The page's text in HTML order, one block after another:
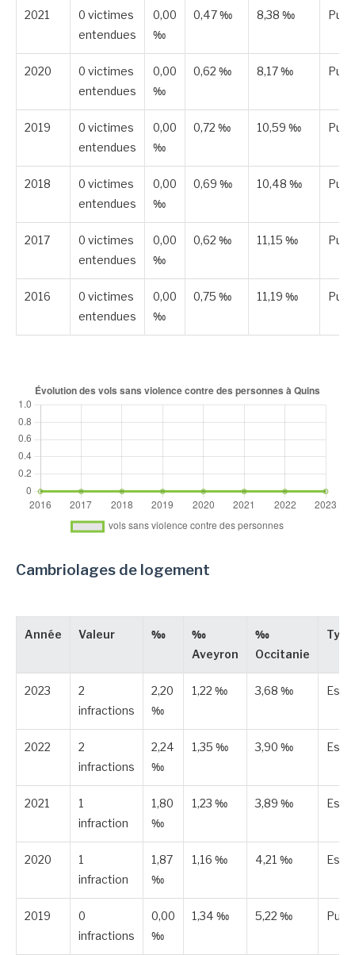
2021
0 victimes
entendues
0,00
‰
0,47 ‰ 8,38 ‰
2020
0 victimes
entendues
0,00
‰
0,62 ‰ 8,17 ‰
2019
0 victimes
entendues
0,00
‰
0,72 ‰ 10,59 ‰
2018
0 victimes
entendues
0,00
‰
0,69 ‰ 10,48 ‰
2017
0 victimes
entendues
0,00
‰
0,62 ‰ 11,15 ‰
2016
0 victimes
entendues
0,00
‰
0,75 ‰ 11,19 ‰
Cambriolages de logement
Année Valeur ‰
‰
Aveyron
‰
Occitanie
Type
2023
2
infractions
2,20
‰
1,22 ‰ 3,68 ‰
2022
2
infractions
2,24
‰
1,35 ‰ 3,90 ‰
2021
1
infraction
1,80
‰
1,23 ‰ 3,89 ‰
2020
1
infraction
1,87
‰
1,16 ‰ 4,21 ‰
2019
0
infractions
0,00
‰
1,34 ‰ 5,22 ‰